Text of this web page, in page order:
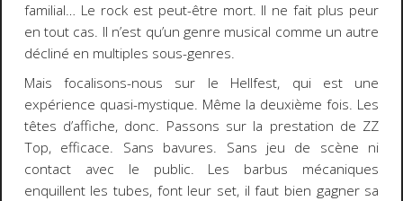
familial… Le rock est peut-être mort. Il ne fait plus peur
en tout cas. Il n’est qu’un genre musical comme un autre
décliné en multiples sous-genres.
Mais focalisons-nous sur le Hellfest, qui est une
expérience quasi-mystique. Même la deuxième fois. Les
têtes d’affiche, donc. Passons sur la prestation de ZZ
Top, efficace. Sans bavures. Sans jeu de scène ni
contact avec le public. Les barbus mécaniques
enquillent les tubes, font leur set, il faut bien gagner sa